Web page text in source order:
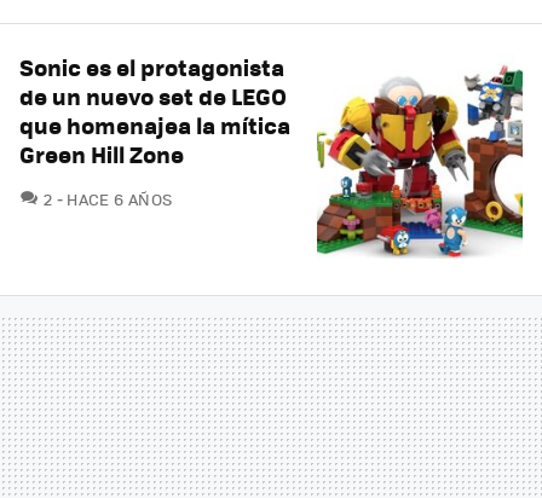
Sonic es el protagonista
de un nuevo set de LEGO
que homenajea la mítica
Green Hill Zone
2 COMENTARIOS
HACE 6 AÑOS